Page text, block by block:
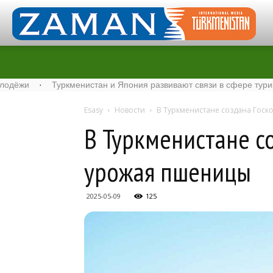
· Туркменистан и Япония развивают связи в сфере туризма ·
Esasy Новости В Туркменистане создана
В Туркменистане
урожая пшеницы
2025-05-09 125